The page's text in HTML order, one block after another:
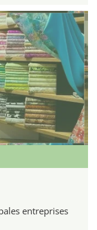
entreprises